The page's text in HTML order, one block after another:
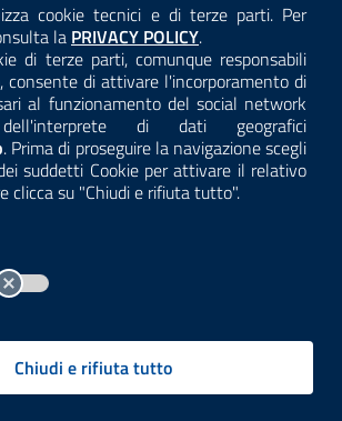
cookie tecnici e di terze parti. Per
la Consulta la
PRIVACY POLICY.
di terze parti, comunque responsabili
di attivare l'incorporamento di
al funzionamento del social network
di dati geografici
. Prima di proseguire la navigazione scegli
suddetti Cookie per attivare il relativo
clicca su "Chiudi e rifiuta tutto".
Chiudi e rifiuta tutto
ANTICORRUZIONE
ACCESSIBILITÀ
COOKIE E PRIVACY
TEMI A-Z
e dei dati fare riferimento al regolamento
consultabile aquesta pagina